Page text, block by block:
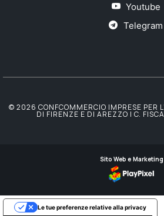
Youtube
Telegram
© 2026 CONFCOMMERCIO IMPRESE PER
DI FIRENZE E DI AREZZO | C.
Sito Web e Marketing
Le tue preferenze relative alla privacy